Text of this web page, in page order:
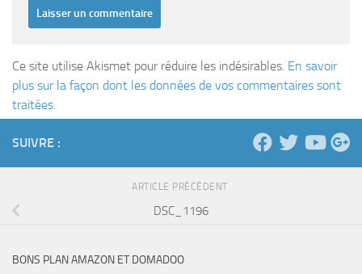
Ce site utilise Akismet pour réduire les indésirables. En savoir
plus sur la façon dont les données de vos commentaires sont
traitées.
SUIVRE :
ARTICLE PRÉCÉDENT
DSC_1196
BONS PLAN AMAZON ET DOMADOO